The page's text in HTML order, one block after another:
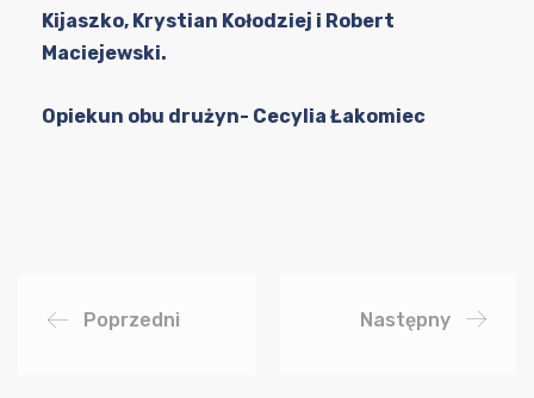
Kijaszko, Krystian Kołodziej i Robert
Maciejewski.
Opiekun obu drużyn- Cecylia Łakomiec
Poprzedni Następny